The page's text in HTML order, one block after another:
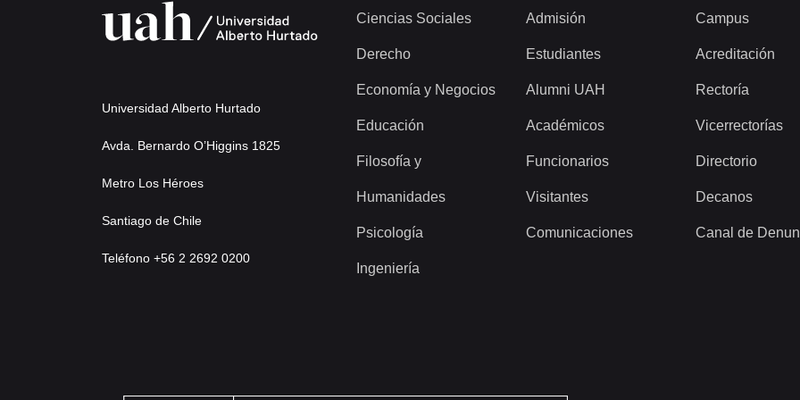
Universidad Alberto Hurtado
Avda. Bernardo O’Higgins 1825
Metro Los Héroes
Santiago de Chile
Teléfono +56 2 2692 0200
Ciencias Sociales
Derecho
Economía y Negocios
Educación
Filosofía y
Humanidades
Psicología
Ingeniería
Admisión
Estudiantes
Alumni UAH
Académicos
Funcionarios
Visitantes
Comunicaciones
Campus
Acreditación
Rectoría
Vicerrectorías
Directorio
Decanos
Canal de